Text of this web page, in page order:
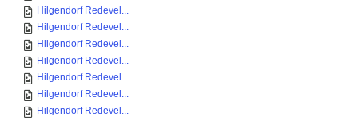
Hilgendorf Redevel...
Hilgendorf Redevel...
Hilgendorf Redevel...
Hilgendorf Redevel...
Hilgendorf Redevel...
Hilgendorf Redevel...
Hilgendorf Redevel...